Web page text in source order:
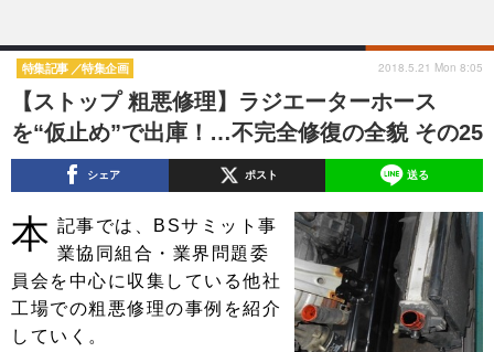
甲信越 北陸
東海 関西
中国 四国
九州 沖縄
注目の記事
ショップレポート 愛車 File
ディテイリング
【ストップ 粗悪修理】ラジエーターホース
を“仮止め”で出庫！…不完全修復の全貌 その25
特集記事 特集企画 2018.5.21 Mon 8:05
シェア ポスト 送る
本 記事では、BSサミット事
業協同組合・業界問題委
員会を中心に収集している他社
工場での粗悪修理の事例を紹介
していく。